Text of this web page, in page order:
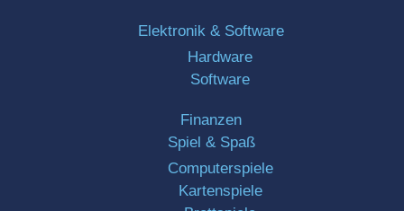
Elektronik & Software
Hardware
Software
Finanzen
Spiel & Spaß
Computerspiele
Kartenspiele